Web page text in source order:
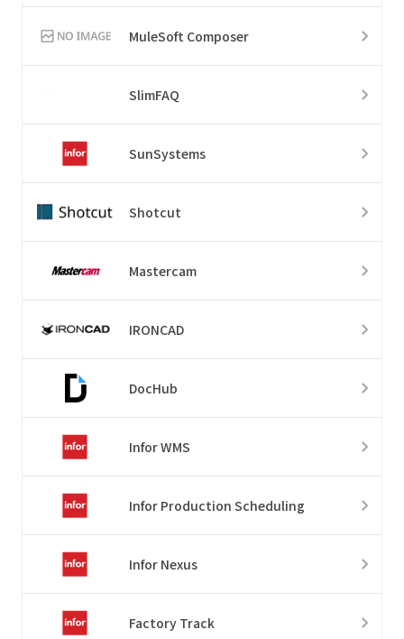
MuleSoft Composer
SlimFAQ
SunSystems
Shotcut
Mastercam
IRONCAD
DocHub
Infor WMS
Infor Production Scheduling
Infor Nexus
Factory Track